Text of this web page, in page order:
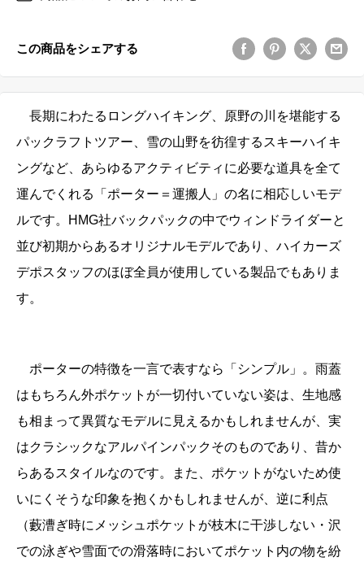
この商品をシェアする
長期にわたるロングハイキング、原野の川を堪能する
パックラフトツアー、雪の山野を彷徨するスキーハイキ
ングなど、 あらゆるアクティビティに必要な道具を全て
運んでくれる「ポーター＝運搬人」の名に相応しいモデ
ルです。HMG社バックパックの中でウィンドライダーと
並び初期からあるオリジナルモデルであり、ハイカーズ
デポスタッフのほぼ全員が使用している製品でもありま
す。
ポーターの特徴を一言で表すなら「シンプル」。雨蓋
はもちろん外ポケットが一切付いていない姿は、生地感
も相まって異質なモデルに見えるかもしれませんが、実
はクラシックなアルパインパックそのものであり、昔か
らあるスタイルなのです。また、ポケットがないため使
いにくそうな印象を抱くかもしれませんが、逆に利点
（藪漕ぎ時にメッシュポケットが枝木に干渉しない・沢
での泳ぎや雪面での滑落時においてポケット内の物を紛